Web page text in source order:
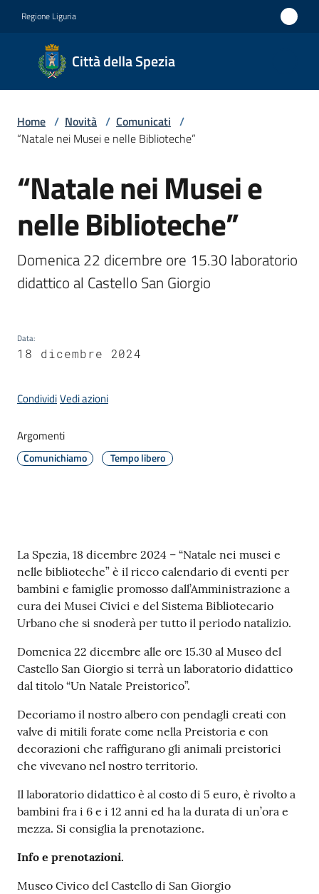
Regione Liguria
Città della Spezia
Città
della
Medaglia
Merito
Civile
Medaglia
d'argento
al Valor
Militare
Novità
Servizi
C
e
t
i
f
i
c
a
t
A
n
a
r
a
Home / Novità / Comunicati /
“Natale nei Musei e nelle Biblioteche”
Salta al contenuto
“Natale nei Musei e
nelle Biblioteche”
Domenica 22 dicembre ore 15.30 laboratorio
didattico al Castello San Giorgio
Data:
18 dicembre 2024
CondividiVedi azioni
Argomenti
Comunichiamo Tempo libero
Contenuto
La Spezia, 18 dicembre 2024 – “Natale nei musei e
nelle biblioteche” è il ricco calendario di eventi per
bambini e famiglie promosso dall’Amministrazione a
cura dei Musei Civici e del Sistema Bibliotecario
Urbano che si snoderà per tutto il periodo natalizio.
Domenica 22 dicembre alle ore 15.30 al Museo del
Castello San Giorgio si terrà un laboratorio didattico
dal titolo “Un Natale Preistorico”.
Decoriamo il nostro albero con pendagli creati con
valve di mitili forate come nella Preistoria e con
decorazioni che raffigurano gli animali preistorici
che vivevano nel nostro territorio.
Il laboratorio didattico è al costo di 5 euro, è rivolto a
bambini fra i 6 e i 12 anni ed ha la durata di un’ora e
mezza. Si consiglia la prenotazione.
Info e prenotazioni.
Museo Civico del Castello di San Giorgio